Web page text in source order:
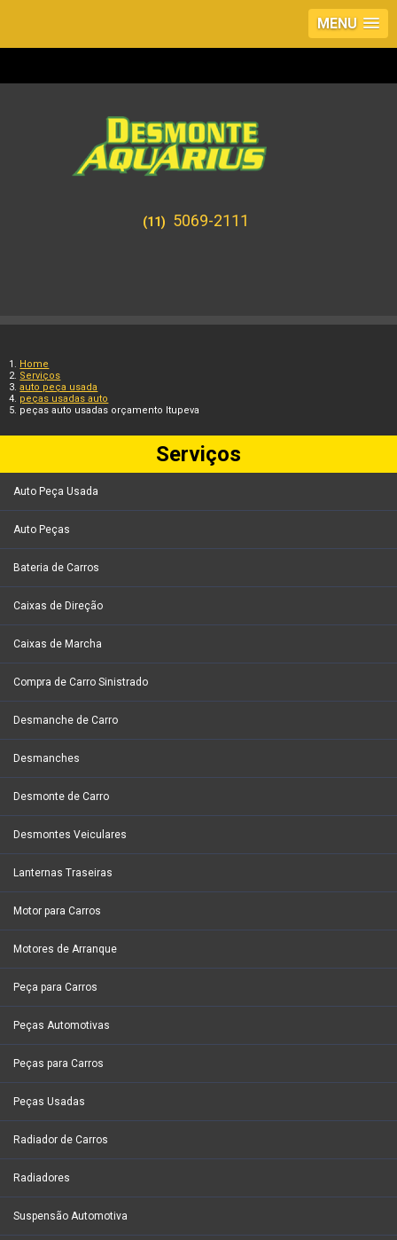
MENU
(11) 5069-2111
Home
Serviços
auto peça usada
peças usadas auto
peças auto usadas orçamento Itupeva
Serviços
Auto Peça Usada
Auto Peças
Bateria de Carros
Caixas de Direção
Caixas de Marcha
Compra de Carro Sinistrado
Desmanche de Carro
Desmanches
Desmonte de Carro
Desmontes Veiculares
Lanternas Traseiras
Motor para Carros
Motores de Arranque
Peça para Carros
Peças Automotivas
Peças para Carros
Peças Usadas
Radiador de Carros
Radiadores
Suspensão Automotiva